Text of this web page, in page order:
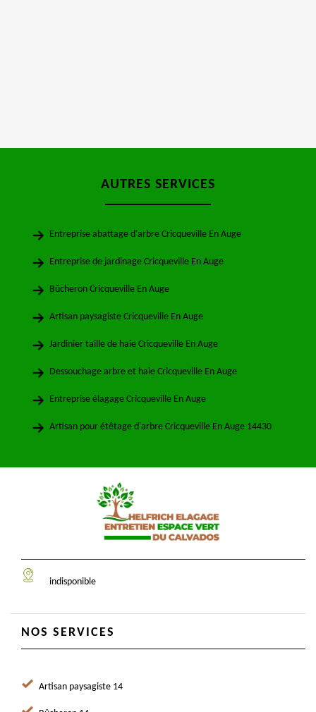
AUTRES SERVICES
Entreprise abattage d'arbre Cricqueville En Auge
Entreprise de jardinage Cricqueville En Auge
Bûcheron Cricqueville En Auge
Artisan paysagiste Cricqueville En Auge
Jardinier taille de haie Cricqueville En Auge
Dessouchage arbre et haie Cricqueville En Auge
Entreprise élagage Cricqueville En Auge
Artisan pour étêtage d'arbre Cricqueville En Auge 14430
indisponible
NOS SERVICES
Artisan paysagiste 14